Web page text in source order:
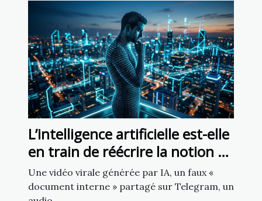
L’intelligence artificielle est-elle
en train de réécrire la notion de
source fiable ?
Une vidéo virale générée par IA, un faux «
document interne » partagé sur Telegram, un